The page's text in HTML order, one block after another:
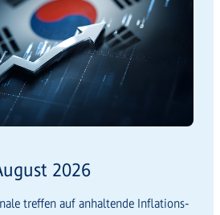
2026
treffen auf anhaltende Inflations-